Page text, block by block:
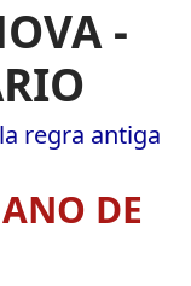
-
regra antiga
DE